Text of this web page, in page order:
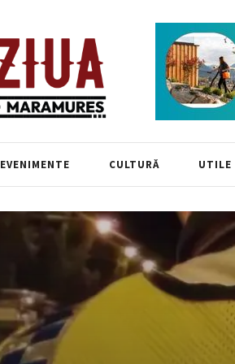
EVENIMENTE CULTURĂ UTILE